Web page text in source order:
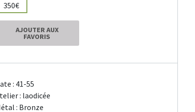
350€
AJOUTER AUX
FAVORIS
: 41-55
: laodicée
: Bronze